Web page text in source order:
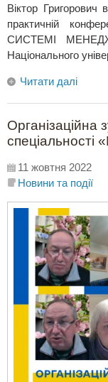
Віктор Григорович
практичній
СИСТЕМІ
Національного
Читати далі
Організаційна
11 жовтня 2022
Новини та події